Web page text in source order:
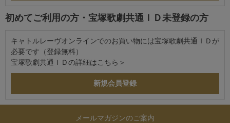
初めてご利用の方・宝塚歌劇共通ＩＤ未登録の方
キャトルレーヴオンラインでのお買い物には宝塚歌劇共通ＩＤが
必要です（登録無料）
宝塚歌劇共通ＩＤの詳細は こちら＞
メールマガジンのご案内